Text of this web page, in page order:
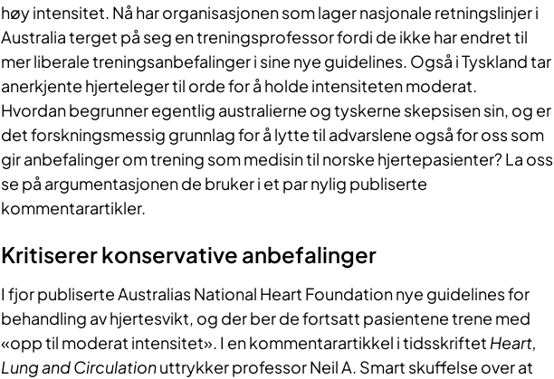
høy intensitet. Nå har organisasjonen som lager nasjonale retningslinjer i
Australia terget på seg en treningsprofessor fordi de ikke har endret til
mer liberale treningsanbefalinger i sine nye guidelines. Også i Tyskland tar
anerkjente hjerteleger til orde for å holde intensiteten moderat.
Hvordan begrunner egentlig australierne og tyskerne skepsisen sin, og er
det forskningsmessig grunnlag for å lytte til advarslene også for oss som
gir anbefalinger om trening som medisin til norske hjertepasienter? La oss
se på argumentasjonen de bruker i et par nylig publiserte
kommentarartikler.
Kritiserer konservative anbefalinger
I fjor publiserte Australias National Heart Foundation nye guidelines for
behandling av hjertesvikt, og der ber de fortsatt pasientene trene med
«opp til moderat intensitet». I en kommentarartikkel i tidsskriftet Heart,
Lung and Circulationuttrykker professor Neil A. Smart skuffelse over at